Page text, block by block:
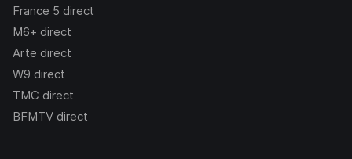
France 5 direct
M6+ direct
Arte direct
W9 direct
TMC direct
BFMTV direct